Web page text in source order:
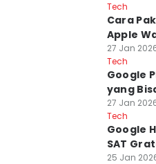
Tech
Cara
Apple
27 Jan
Tech
Google
yang
27 Jan
Tech
Google
SAT
25 Jan